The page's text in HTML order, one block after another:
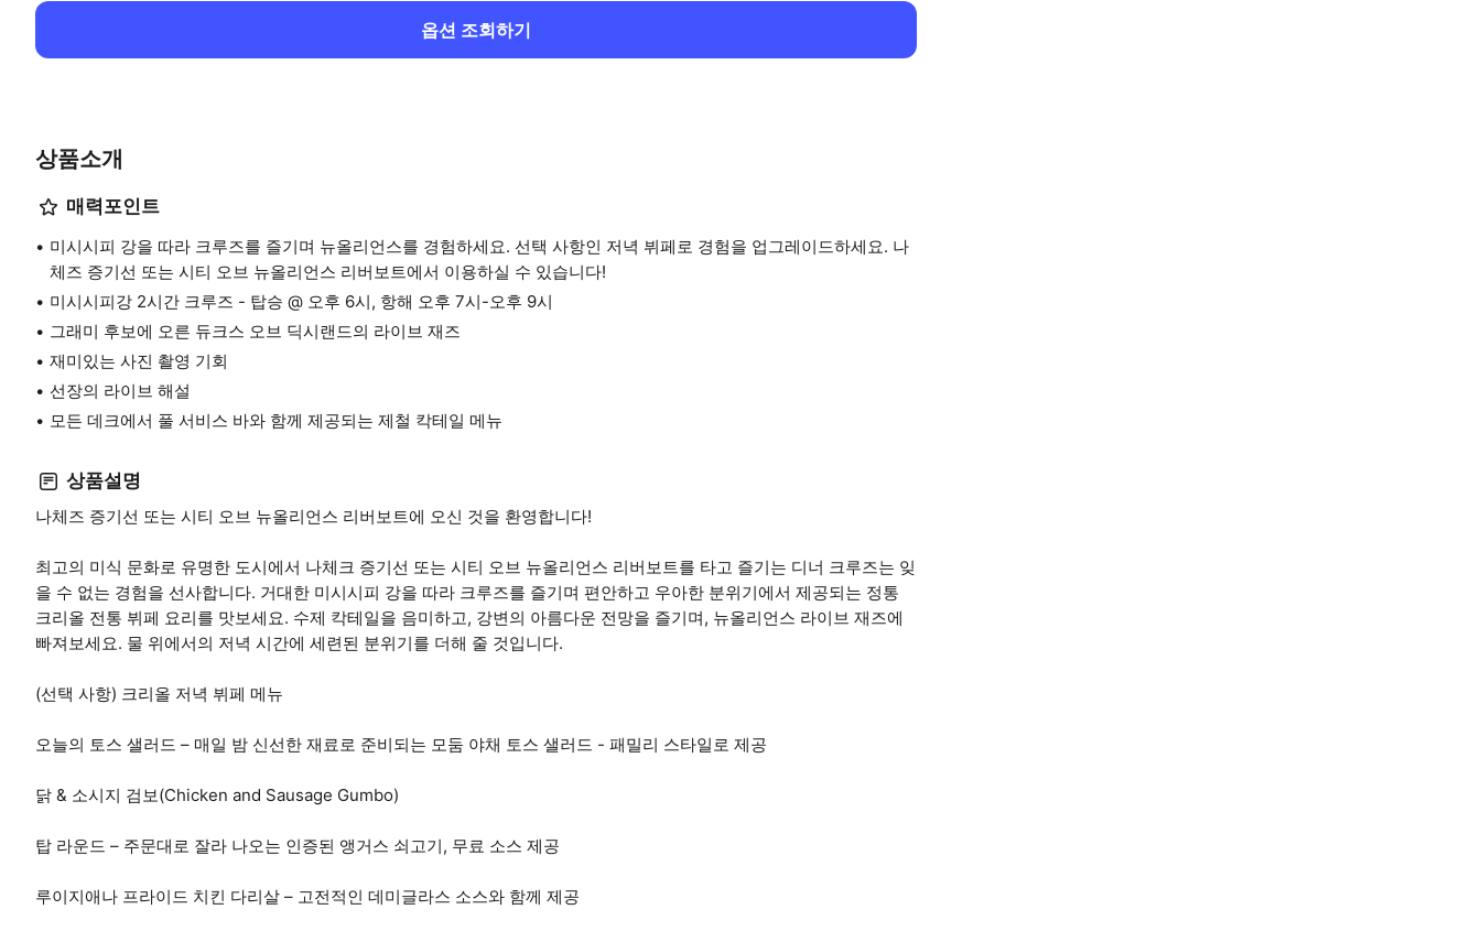
옵션 조회하기
상품소개
매력포인트
미시시피 강을 따라 크루즈를 즐기며 뉴올리언스를 경험하세요. 선택 사항인 저녁 뷔페로 경험을 업그레이드하세요. 나
체즈 증기선 또는 시티 오브 뉴올리언스 리버보트에서 이용하실 수 있습니다!
미시시피강 2시간 크루즈 - 탑승 @ 오후 6시, 항해 오후 7시-오후 9시
그래미 후보에 오른 듀크스 오브 딕시랜드의 라이브 재즈
재미있는 사진 촬영 기회
선장의 라이브 해설
모든 데크에서 풀 서비스 바와 함께 제공되는 제철 칵테일 메뉴
상품설명
나체즈 증기선 또는 시티 오브 뉴올리언스 리버보트에 오신 것을 환영합니다!
최고의 미식 문화로 유명한 도시에서 나체크 증기선 또는 시티 오브 뉴올리언스 리버보트를 타고 즐기는 디너 크루즈는 잊
을 수 없는 경험을 선사합니다. 거대한 미시시피 강을 따라 크루즈를 즐기며 편안하고 우아한 분위기에서 제공되는 정통
크리올 전통 뷔페 요리를 맛보세요. 수제 칵테일을 음미하고, 강변의 아름다운 전망을 즐기며, 뉴올리언스 라이브 재즈에
빠져보세요. 물 위에서의 저녁 시간에 세련된 분위기를 더해 줄 것입니다.
(선택 사항) 크리올 저녁 뷔페 메뉴
오늘의 토스 샐러드 – 매일 밤 신선한 재료로 준비되는 모둠 야채 토스 샐러드 - 패밀리 스타일로 제공
닭 & 소시지 검보(Chicken and Sausage Gumbo)
탑 라운드 – 주문대로 잘라 나오는 인증된 앵거스 쇠고기, 무료 소스 제공
루이지애나 프라이드 치킨 다리살 – 고전적인 데미글라스 소스와 함께 제공